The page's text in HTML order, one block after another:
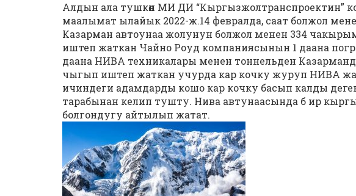
Алдын ала тушкөн МИ ДИ “Кыргызжолтранспроектин”
маалымат ылайык 2022-ж.14 февралда, саат болжол
Казарман автоунаа жолунун болжол менен 334
иштеп жаткан Чайно Роуд компаниясынын 1 даана
даана НИВА техникалары менен тоннельден
чыгып иштеп жаткан учурда кар кочку журуп НИВА
ичиндеги адамдарды кошо кар кочку басып калды
тарабынан келип тушту. Нива автунаасында б ир
болгондугу айтылып жатат.